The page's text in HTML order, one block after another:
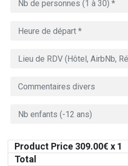
Product Price 309.00€ x 1
Total